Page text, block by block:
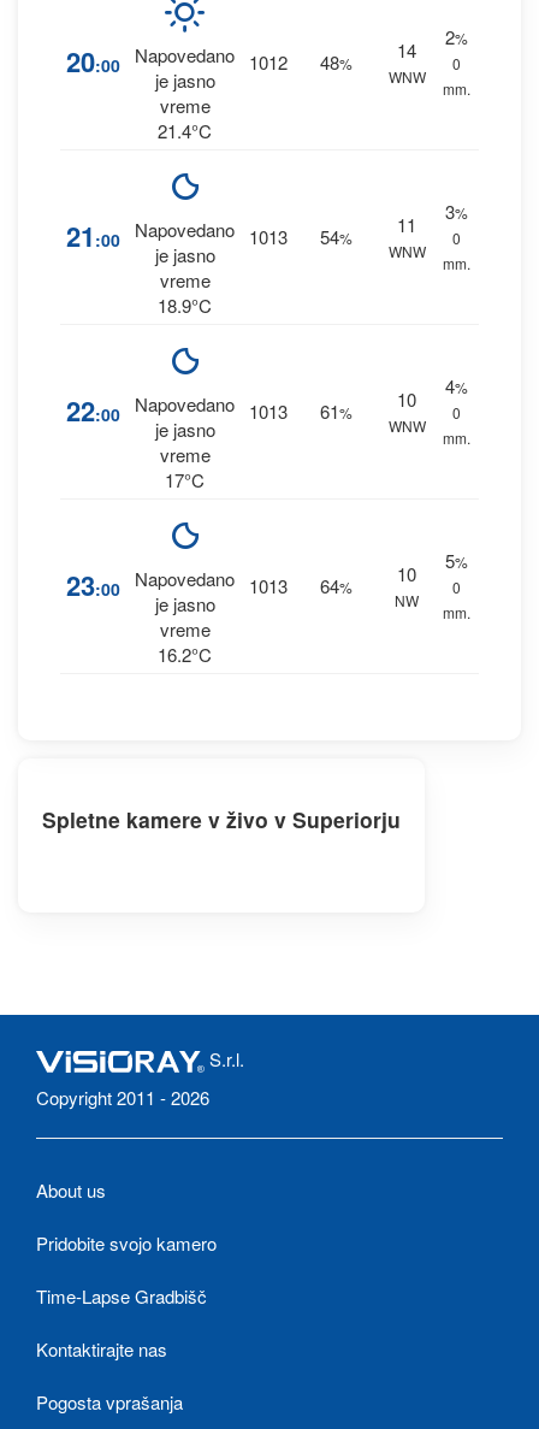
20:00
Napovedano
je jasno
vreme
21.4°C
1012 48%
14
WNW
2%
0
mm.
21 :00
Napovedano
je jasno
vreme
18.9°C
1013 54%
11
WNW
3%
0
mm.
22:00
Napovedano
je jasno
vreme
17°C
1013 61%
10
WNW
4%
0
mm.
23:00
Napovedano
je jasno
vreme
16.2°C
1013 64%
10
NW
5%
0
mm.
Spletne kamere v živo v Superiorju
S.r.l.
Copyright 2011 - 2026
About us
Pridobite svojo kamero
Time-Lapse Gradbišč
Kontaktirajte nas
Pogosta vprašanja